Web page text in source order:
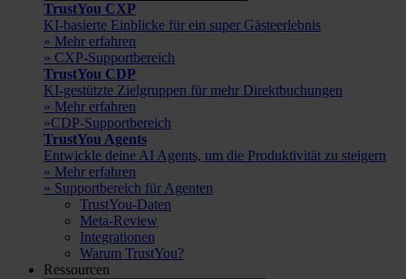
TrustYou CXP
KI-basierte Einblicke für ein super Gästeerlebnis
» Mehr erfahren
» CXP-Supportbereich
TrustYou CDP
KI-gestützte Zielgruppen für mehr Direktbuchungen
» Mehr erfahren
»CDP-Supportbereich
TrustYou Agents
Entwickle deine AI Agents, um die Produktivität zu steigern
» Mehr erfahren
» Supportbereich für Agenten
TrustYou-Daten
Meta-Review
Integrationen
Warum TrustYou?
Ressourcen